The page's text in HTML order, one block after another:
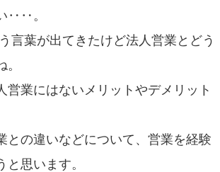
‥‥。
言葉が出てきたけど法人営業とどう
業にはないメリットやデメリット
との違いなどについて、営業を経験
思います。